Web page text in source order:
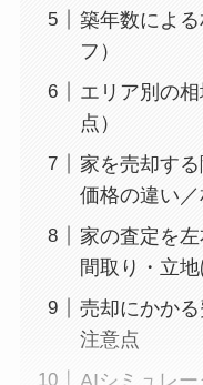
築年数によ
フ）
エリア別の
点）
家を売却す
価格の違い
家の査定を
間取り・立地
売却にかか
注意点
AIシミュレ